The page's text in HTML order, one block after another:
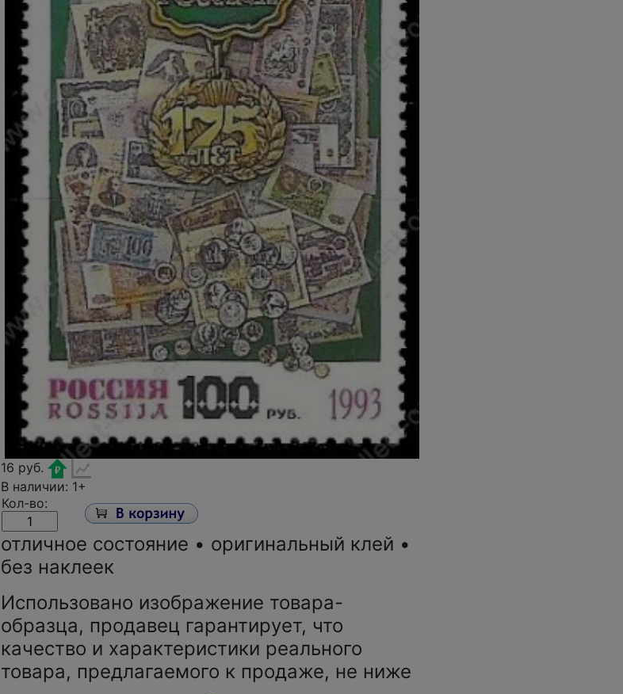
16 руб.
В наличии: 1+
Кол-во:
отличное состояние • оригинальный клей •
без наклеек
Использовано изображение товара-
образца, продавец гарантирует, что
качество и характеристики реального
товара, предлагаемого к продаже, не ниже